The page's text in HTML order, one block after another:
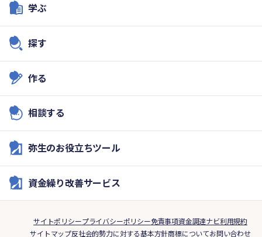
学ぶ
探す
作る
相談する
弥生のお役立ちツール
資金繰り改善サービス
サイトポリシープライバシーポリシー免責事項資金調達ナビ利用規約
サイトマップ反社会的勢力に対する基本方針商標についてお問い合わせ